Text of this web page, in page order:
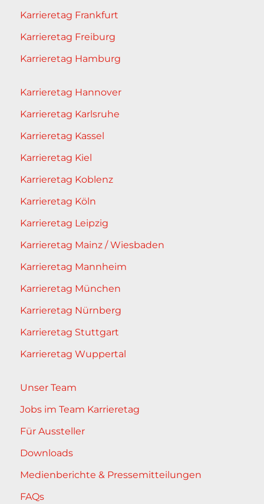
Karrieretag Frankfurt
Karrieretag Freiburg
Karrieretag Hamburg
Karrieretag Hannover
Karrieretag Karlsruhe
Karrieretag Kassel
Karrieretag Kiel
Karrieretag Koblenz
Karrieretag Köln
Karrieretag Leipzig
Karrieretag Mainz / Wiesbaden
Karrieretag Mannheim
Karrieretag München
Karrieretag Nürnberg
Karrieretag Stuttgart
Karrieretag Wuppertal
Unser Team
Jobs im Team Karrieretag
Für Aussteller
Downloads
Medienberichte & Pressemitteilungen
FAQs